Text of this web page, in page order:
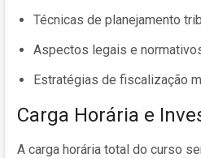
Técnicas de planejamento
Aspectos legais e
Estratégias de fiscalização
Carga Horária e
A carga horária total do curso